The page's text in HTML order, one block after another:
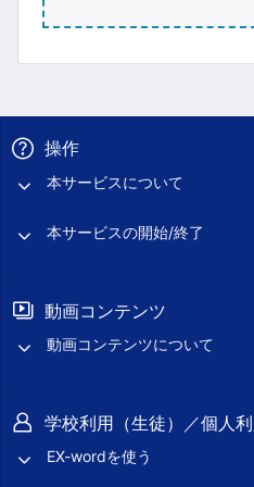
操作
本サービスについて
本サービスの開始/終了
動画コンテンツ
動画コンテンツについて
学校利用（生徒）／個人利
EX-wordを使う